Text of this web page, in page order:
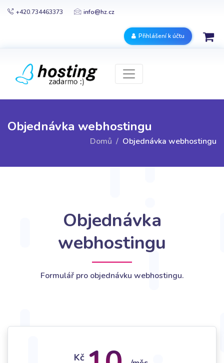
+420.734463373 info@hz.cz
Přihlášení k účtu
Objednávka webhostingu
Domů Objednávka webhostingu
Objednávka
webhostingu
Formulář pro objednávku webhostingu.
Kč